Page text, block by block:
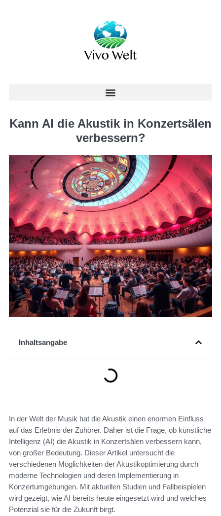
Kann AI die Akustik in Konzertsälen
verbessern?
Inhaltsangabe
In der Welt der Musik hat die Akustik einen enormen Einfluss
auf das Erlebnis der Zuhörer. Daher ist die Frage, ob künstliche
Intelligenz (AI) die Akustik in Konzertsälen verbessern kann,
von großer Bedeutung. Dieser Artikel untersucht die
verschiedenen Möglichkeiten der Akustikoptimierung durch
moderne Technologien und deren Implementierung in
Konzertumgebungen. Mit aktuellen Studien und Fallbeispielen
wird gezeigt, wie AI bereits heute eingesetzt wird und welches
Potenzial sie für die Zukunft birgt.